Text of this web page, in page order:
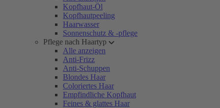
Kopfhaut-Öl
Kopfhautpeeling
Haarwasser
Sonnenschutz & -pflege
Pflege nach Haartyp
Alle anzeigen
Anti-Frizz
Anti-Schuppen
Blondes Haar
Coloriertes Haar
Empfindliche Kopfhaut
Feines & glattes Haar